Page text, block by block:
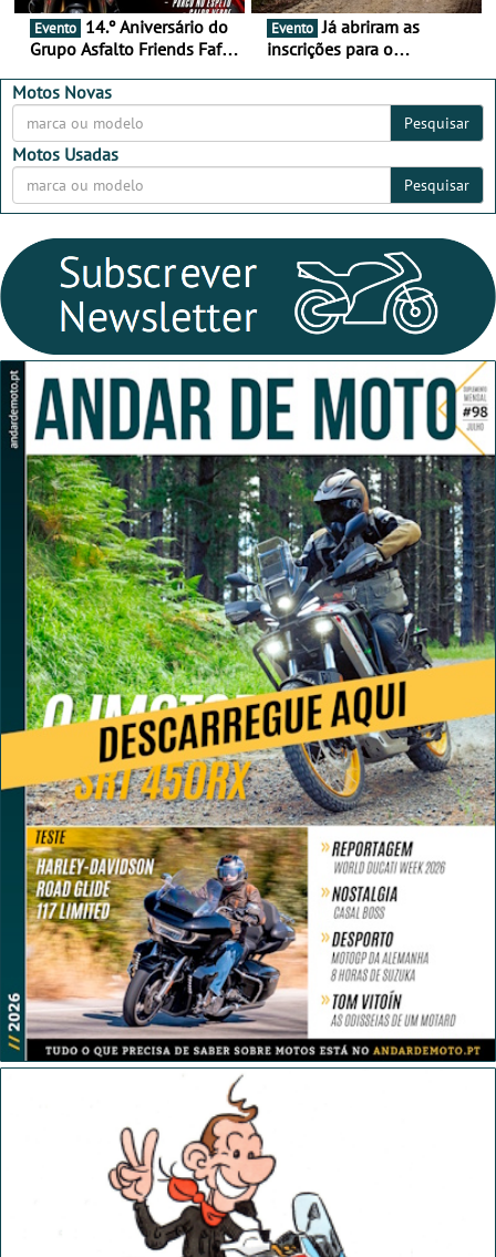
Evento
Grupo Asfalto Friends Fafe,
2026
Evento Já abriram as
inscrições para o
Motos Novas
Pesquisar
Motos Usadas
Pesquisar